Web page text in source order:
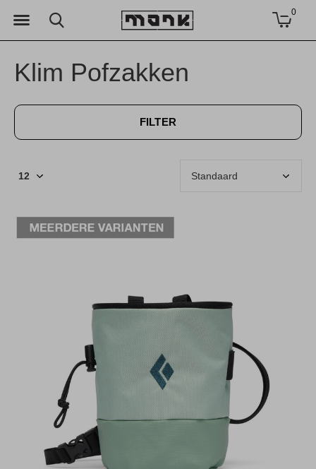
0
Klim Pofzakken
FILTER